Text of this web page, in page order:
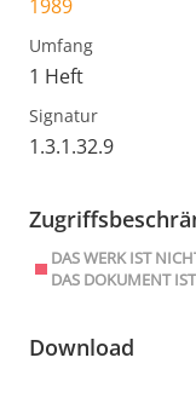
1989
Umfang
1 Heft
Signatur
1.3.1.32.9
DAS WERK IST
DAS DOKUMENT
Download